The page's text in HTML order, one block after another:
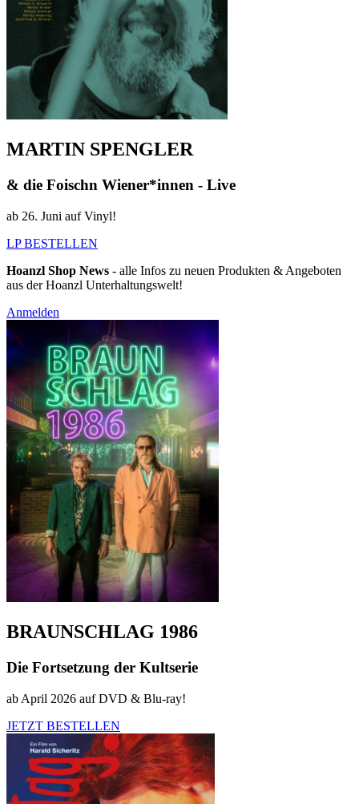
MARTIN SPENGLER
& die Foischn Wiener*innen - Live
ab 26. Juni auf Vinyl!
LP BESTELLEN
Hoanzl Shop News - alle Infos zu neuen Produkten & Angeboten
aus der Hoanzl Unterhaltungswelt!
Anmelden
BRAUNSCHLAG 1986
Die Fortsetzung der Kultserie
ab April 2026 auf DVD & Blu-ray!
JETZT BESTELLEN